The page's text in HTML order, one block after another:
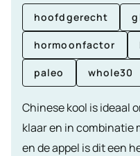
hoofdgerecht
hormoonfactor
paleo whole30
Chinese kool is ideaal
klaar en in combinatie
en de appel is dit een